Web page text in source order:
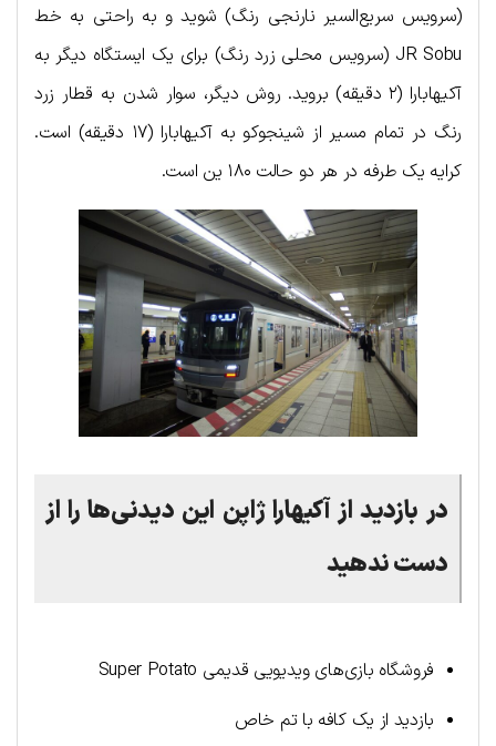
(سرویس سریع‌السیر نارنجی رنگ) شوید و به راحتی به خط
JR Sobu (سرویس محلی زرد رنگ) برای یک ایستگاه دیگر به
آکیهابارا (۲ دقیقه) بروید. روش دیگر، سوار شدن به قطار زرد
رنگ در تمام مسیر از شینجوکو به آکیهابارا (۱۷ دقیقه) است.
کرایه یک طرفه در هر دو حالت ۱۸۰ ین است.
در بازدید از آکیهارا ژاپن این دیدنی‌ها را از
دست ندهید
فروشگاه بازی‌های ویدیویی قدیمی Super Potato
بازدید از یک کافه با تم خاص